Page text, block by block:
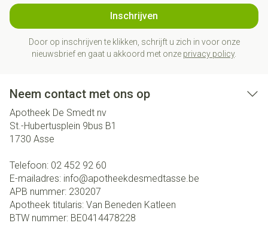
Inschrijven
Door op inschrijven te klikken, schrijft u zich in voor onze
nieuwsbrief en gaat u akkoord met onze privacy policy.
Neem contact met ons op
Apotheek De Smedt nv
St.-Hubertusplein 9bus B1
1730 Asse
Telefoon: 02 452 92 60
E-mailadres: info@apotheekdesmedtasse.be
APB nummer: 230207
Apotheek titularis: Van Beneden Katleen
BTW nummer: BE0414478228